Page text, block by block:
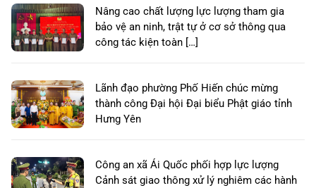
Nâng cao chất lượng lực lượng tham gia
bảo vệ an ninh, trật tự ở cơ sở thông qua
công tác kiện toàn […]
Lãnh đạo phường Phố Hiến chúc mừng
thành công Đại hội Đại biểu Phật giáo tỉnh
Hưng Yên
Công an xã Ái Quốc phối hợp lực lượng
Cảnh sát giao thông xử lý nghiêm các hành